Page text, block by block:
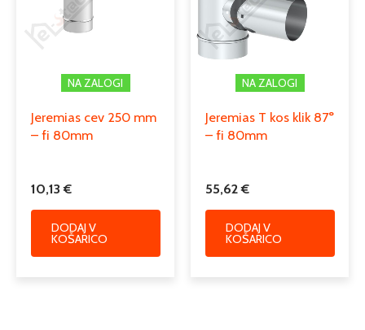
NA ZALOGI
Jeremias cev 250 mm
– fi 80mm
10,13€
DODAJ V
KOŠARICO
NA ZALOGI
Jeremias T kos klik 87°
– fi 80mm
55,62€
DODAJ V
KOŠARICO